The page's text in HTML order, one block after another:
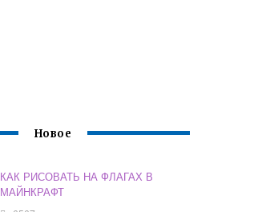
Новое
КАК РИСОВАТЬ НА ФЛАГАХ В
МАЙНКРАФТ